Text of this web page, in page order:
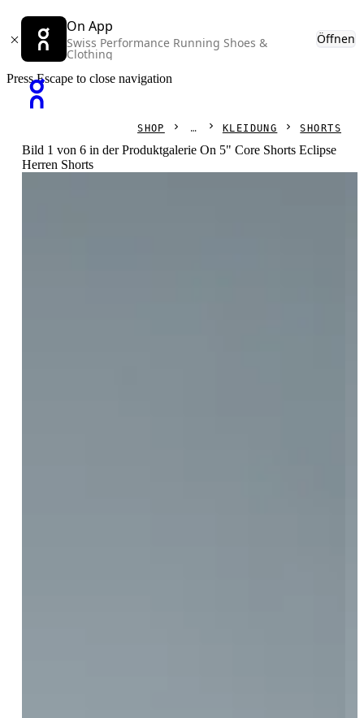
On App
Swiss Performance Running Shoes &
Clothing
Öffnen
Press Escape to close navigation
SHOP KLEIDUNG SHORTS
Bild 1 von 6 in der Produktgalerie On 5" Core Shorts Eclipse
Herren Shorts